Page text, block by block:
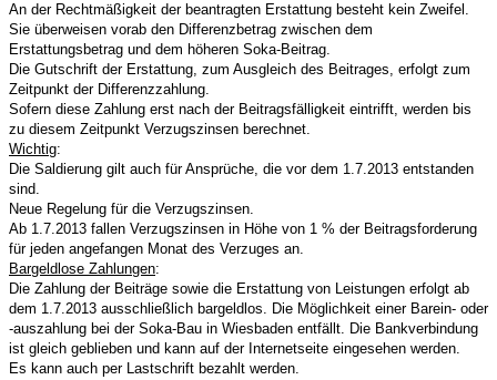
An der Rechtmäßigkeit der beantragten Erstattung besteht kein Zweifel.
Sie überweisen vorab den Differenzbetrag zwischen dem
Erstattungsbetrag und dem höheren Soka-Beitrag.
Die Gutschrift der Erstattung, zum Ausgleich des Beitrages, erfolgt zum
Zeitpunkt der Differenzzahlung.
Sofern diese Zahlung erst nach der Beitragsfälligkeit eintrifft, werden bis
zu diesem Zeitpunkt Verzugszinsen berechnet.
Wichtig:
Die Saldierung gilt auch für Ansprüche, die vor dem 1.7.2013 entstanden
sind.
Neue Regelung für die Verzugszinsen.
Ab 1.7.2013 fallen Verzugszinsen in Höhe von 1 % der Beitragsforderung
für jeden angefangen Monat des Verzuges an.
Bargeldlose Zahlungen:
Die Zahlung der Beiträge sowie die Erstattung von Leistungen erfolgt ab
dem 1.7.2013 ausschließlich bargeldlos. Die Möglichkeit einer Barein- oder
-auszahlung bei der Soka-Bau in Wiesbaden entfällt. Die Bankverbindung
ist gleich geblieben und kann auf der Internetseite eingesehen werden.
Es kann auch per Lastschrift bezahlt werden.